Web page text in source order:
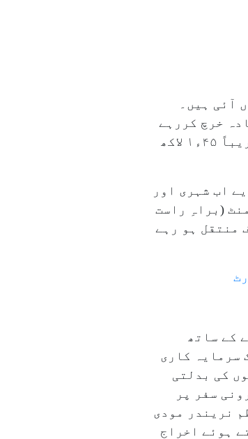
آئی ہیں۔
خرچ کررہے
ہیں۔ رپورٹ کے مطابق، ہندوستانی گھرانوں نے مالی سال ۲۰۲۶ء میں فروری تک غیر ملکی سفر پر تقریباً ۴۵ء۱ لاکھ
اب شہری اور
(براہِ راست
منتقل ہو رہے
ایک لاکھ ۴۵ ہزار کروڑ روپے کے ساتھ
سرمایہ کاری
گھرانوں کی بدلتی
گیا ہے۔ مالی سال ۲۳-۲۰۲۲ء کے بعد بیرونی سفر پر
نریندر مودی
ہوئے اخراج